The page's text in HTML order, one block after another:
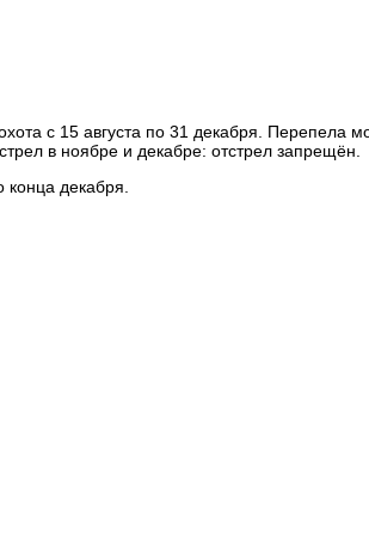
с 15 августа по 31 декабря. Перепела
в ноябре и декабре: отстрел запрещён.
декабря.